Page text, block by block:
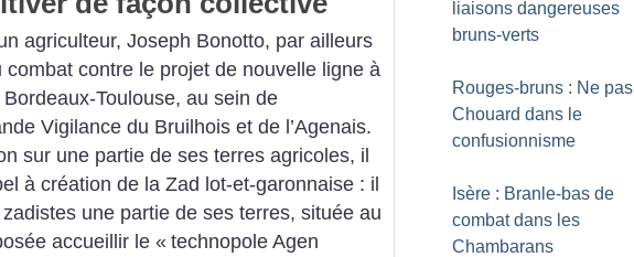
agriculteur, Joseph Bonotto, par ailleurs
contre le projet de nouvelle ligne à
Toulouse, au sein de
Vigilance du Bruilhois et de l’Agenais.
sur une partie de ses terres agricoles, il
à création de la Zad lot-et-garonnaise : il
une partie de ses terres, située au
accueillir le « technopole Agen
liaisons dangereuses
bruns-verts
Rouges-bruns : Ne pas
Chouard dans le
confusionnisme
Isère : Branle-bas de
combat dans les
Chambarans